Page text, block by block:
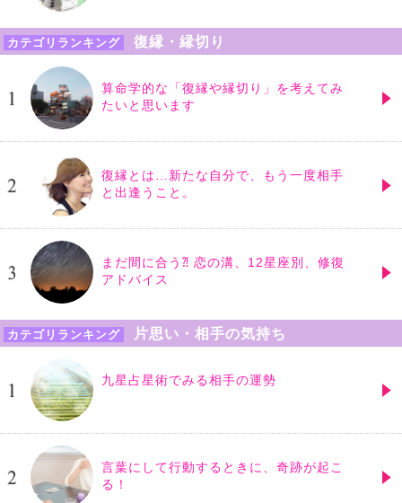
カテゴリランキング 復縁・縁切り
算命学的な「復縁や縁切り」を考えてみ
たいと思います
復縁とは…新たな自分で、もう一度相手
と出逢うこと。
まだ間に合う⁈ 恋の溝、12星座別、修復
アドバイス
カテゴリランキング 片思い・相手の気持ち
九星占星術でみる相手の運勢
言葉にして行動するときに、奇跡が起こ
る！